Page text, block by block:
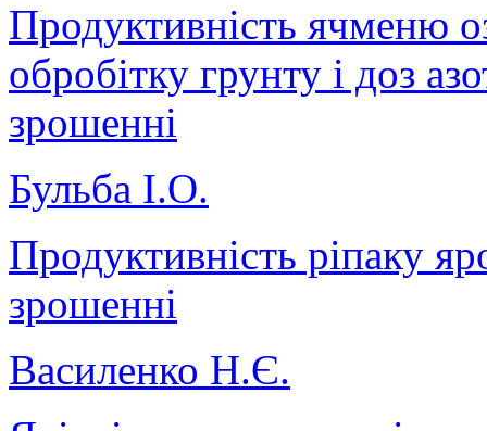
Продуктивність ячменю
обробітку грунту і доз
зрошенні
Бульба І.О.
Продуктивність ріпаку
зрошенні
Василенко Н.Є.